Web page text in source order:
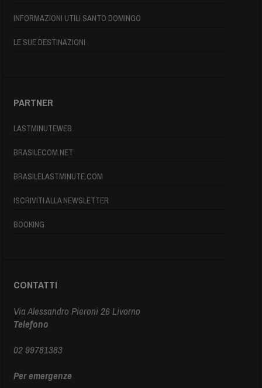
INFORMAZIONI UTILI SANTO DOMINGO
LE SUE DESTINAZIONI
PARTNER
LASTMINUTEWEB
BRASILECOM.NET
BRASILELASTMINUTE.COM
ISCRIVITI ALLA NEWSLETTER
BOOKING
CONTATTI
Via Alessandro Pieroni 26 Livorno
Telefono
02 99781383
Per emergenze